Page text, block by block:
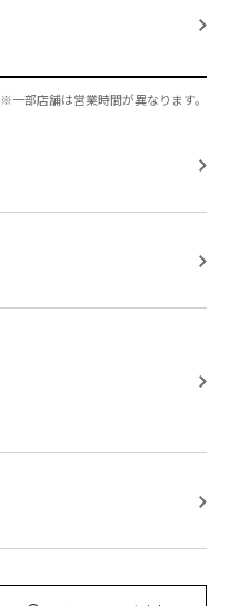
※一部店舗は営業時間が異なります。